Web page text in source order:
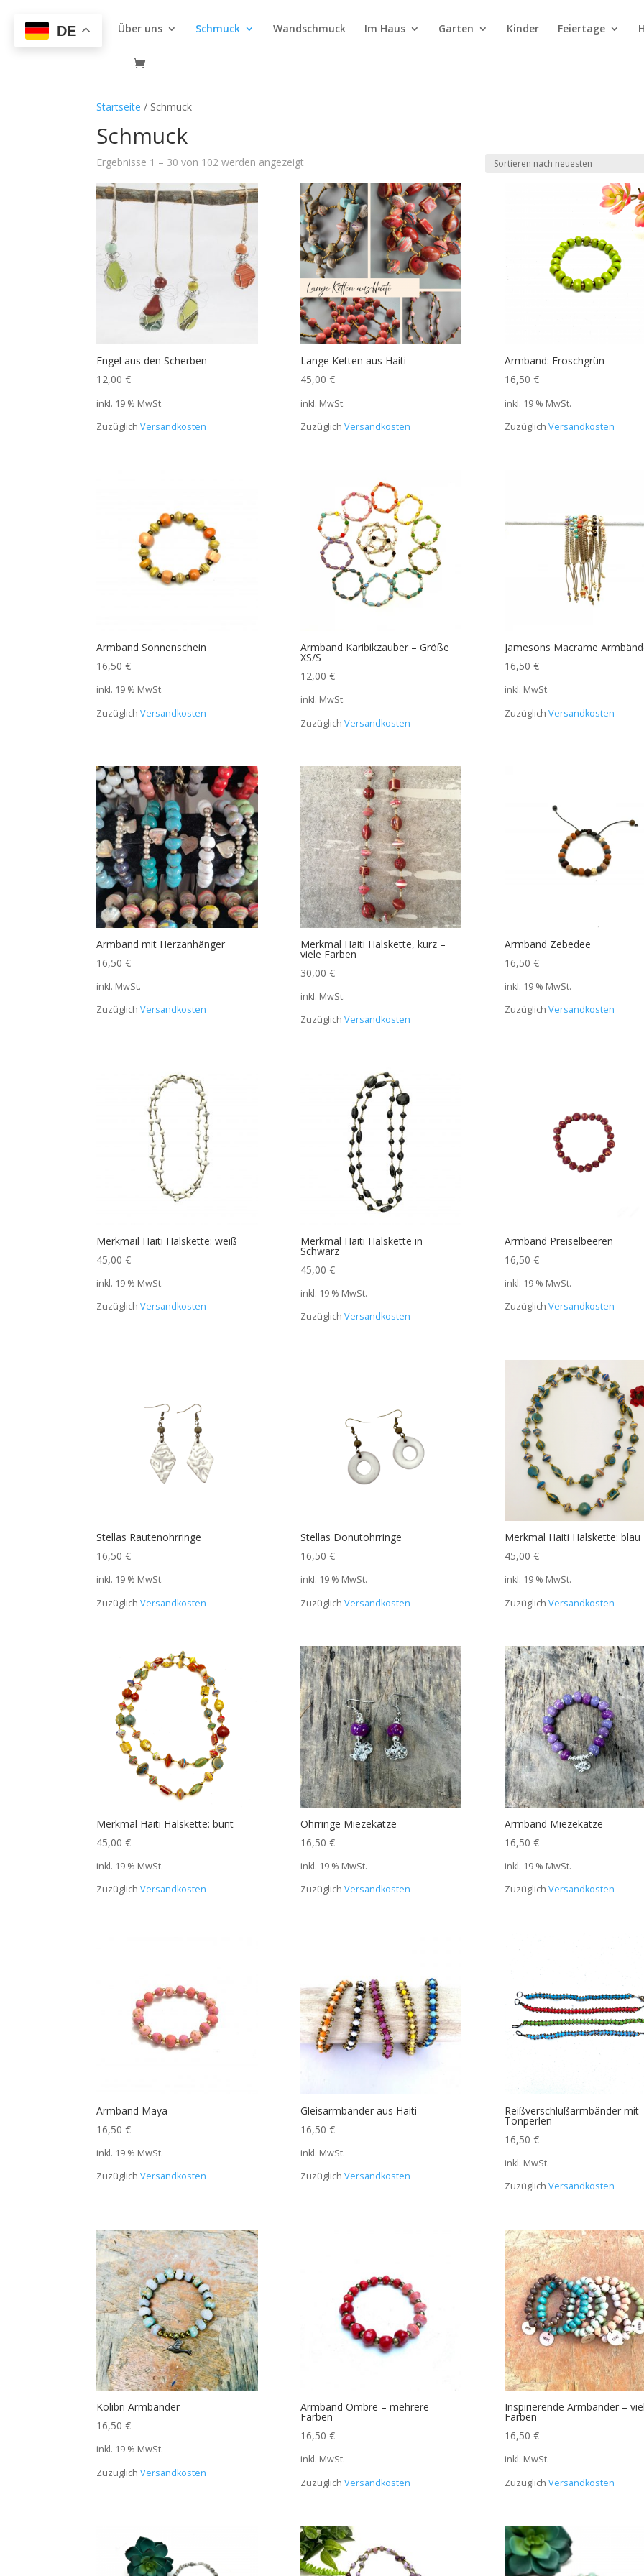
Über uns Schmuck Wandschmuck Im Haus Garten Kinder Feiertage
Startseite / Schmuck
Schmuck
Ergebnisse 1 – 30 von 102 werden angezeigt
Engel aus den Scherben
12,00€
inkl. 19 % MwSt.
ZuzüglichVersandkosten
Lange Ketten aus Haiti
45,00 €
inkl. MwSt.
Zuzüglich Versandkosten
Armband: Froschgrün
16,50 €
inkl. 19 % MwSt.
Zuzüglich Versandkosten
Armband Sonnenschein
16,50€
inkl. 19 % MwSt.
ZuzüglichVersandkosten
Armband Karibikzauber – Größe
XS/S
12,00 €
inkl. MwSt.
Zuzüglich Versandkosten
Jamesons Macrame
16,50 €
inkl. MwSt.
Zuzüglich Versandkosten
Armband mit Herzanhänger
16,50€
inkl. MwSt.
ZuzüglichVersandkosten
Merkmal Haiti Halskette, kurz –
viele Farben
30,00 €
inkl. MwSt.
Zuzüglich Versandkosten
Armband Zebedee
16,50 €
inkl. 19 % MwSt.
Zuzüglich Versandkosten
Merkmail Haiti Halskette: weiß
45,00€
inkl. 19 % MwSt.
ZuzüglichVersandkosten
Merkmal Haiti Halskette in
Schwarz
45,00 €
inkl. 19 % MwSt.
Zuzüglich Versandkosten
Armband Preiselbeeren
16,50 €
inkl. 19 % MwSt.
Zuzüglich Versandkosten
Stellas Rautenohrringe
16,50€
inkl. 19 % MwSt.
ZuzüglichVersandkosten
Stellas Donutohrringe
16,50 €
inkl. 19 % MwSt.
Zuzüglich Versandkosten
Merkmal Haiti Halskette: blau
45,00 €
inkl. 19 % MwSt.
Zuzüglich Versandkosten
Merkmal Haiti Halskette: bunt
45,00€
inkl. 19 % MwSt.
ZuzüglichVersandkosten
Ohrringe Miezekatze
16,50 €
inkl. 19 % MwSt.
Zuzüglich Versandkosten
Armband Miezekatze
16,50 €
inkl. 19 % MwSt.
Zuzüglich Versandkosten
Armband Maya
16,50€
inkl. 19 % MwSt.
ZuzüglichVersandkosten
Gleisarmbänder aus Haiti
16,50 €
inkl. MwSt.
Zuzüglich Versandkosten
Reißverschlußarmbänder mit
Tonperlen
16,50 €
inkl. MwSt.
Zuzüglich Versandkosten
Kolibri Armbänder
16,50€
inkl. 19 % MwSt.
ZuzüglichVersandkosten
Armband Ombre – mehrere
Farben
16,50 €
inkl. MwSt.
Zuzüglich Versandkosten
Inspirierende Armbänder –
Farben
16,50 €
inkl. MwSt.
Zuzüglich Versandkosten
DE